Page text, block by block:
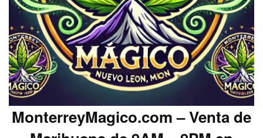
MonterreyMagico.com – Venta de